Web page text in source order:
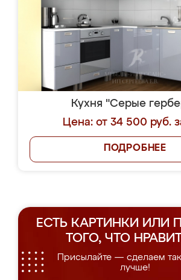
Кухня "Серые
Цена: от 34 500 руб.
ПОДРОБНЕЕ
ЕСТЬ КАРТИНКИ ИЛИ
ТОГО, ЧТО
Присылайте — сделаем
лучше!